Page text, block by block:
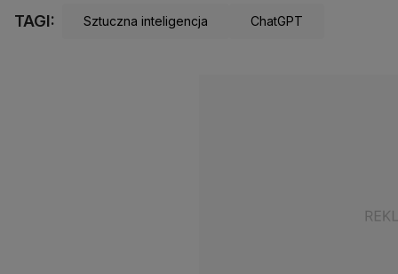
TAGI: Sztuczna inteligencja ChatGPT